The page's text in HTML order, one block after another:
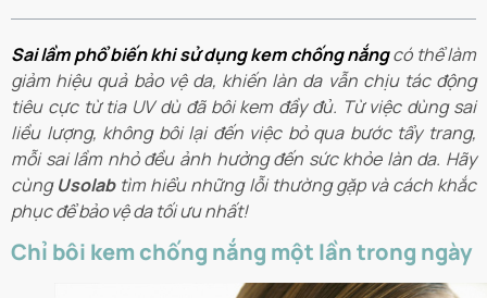
Sai lầm phổ biến khi sử dụng kem chống nắngcó thể làm
giảm hiệu quả bảo vệ da, khiến làn da vẫn chịu tác động
tiêu cực từ tia UV dù đã bôi kem đầy đủ. Từ việc dùng sai
liều lượng, không bôi lại đến việc bỏ qua bước tẩy trang,
mỗi sai lầm nhỏ đều ảnh hưởng đến sức khỏe làn da. Hãy
cùngUsolab tìm hiểu những lỗi thường gặp và cách khắc
phục để bảo vệ da tối ưu nhất!
Chỉ bôi kem chống nắng một lần trong ngày